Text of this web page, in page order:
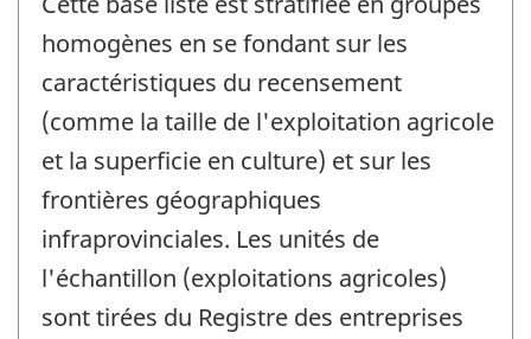
homogènes en se fondant sur les
caractéristiques du recensement
(comme la taille de l'exploitation agricole
et la superficie en culture) et sur les
frontières géographiques
infraprovinciales. Les unités de
l'échantillon (exploitations agricoles)
sont tirées du Registre des entreprises